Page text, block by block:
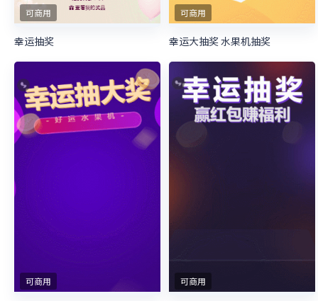
可商用
幸运抽奖
可商用
幸运大抽奖 水果机抽奖
可商用 可商用